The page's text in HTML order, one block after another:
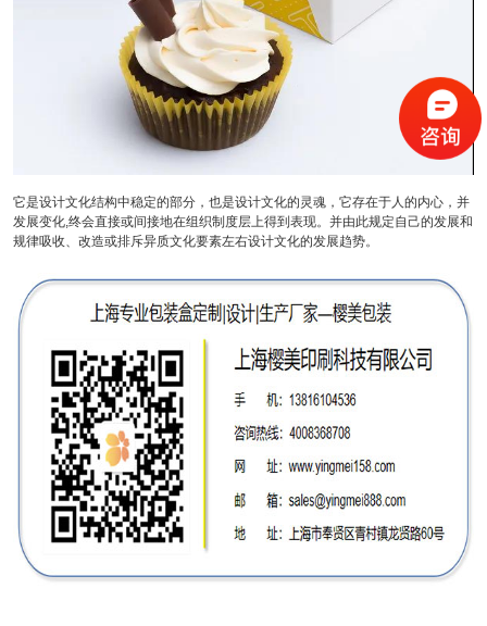
它是设计文化结构中稳定的部分，也是设计文化的灵魂，它存在于人的内心，并
发展变化,终会直接或间接地在组织制度层上得到表现。并由此规定自己的发展和
规律吸收、改造或排斥异质文化要素左右设计文化的发展趋势。